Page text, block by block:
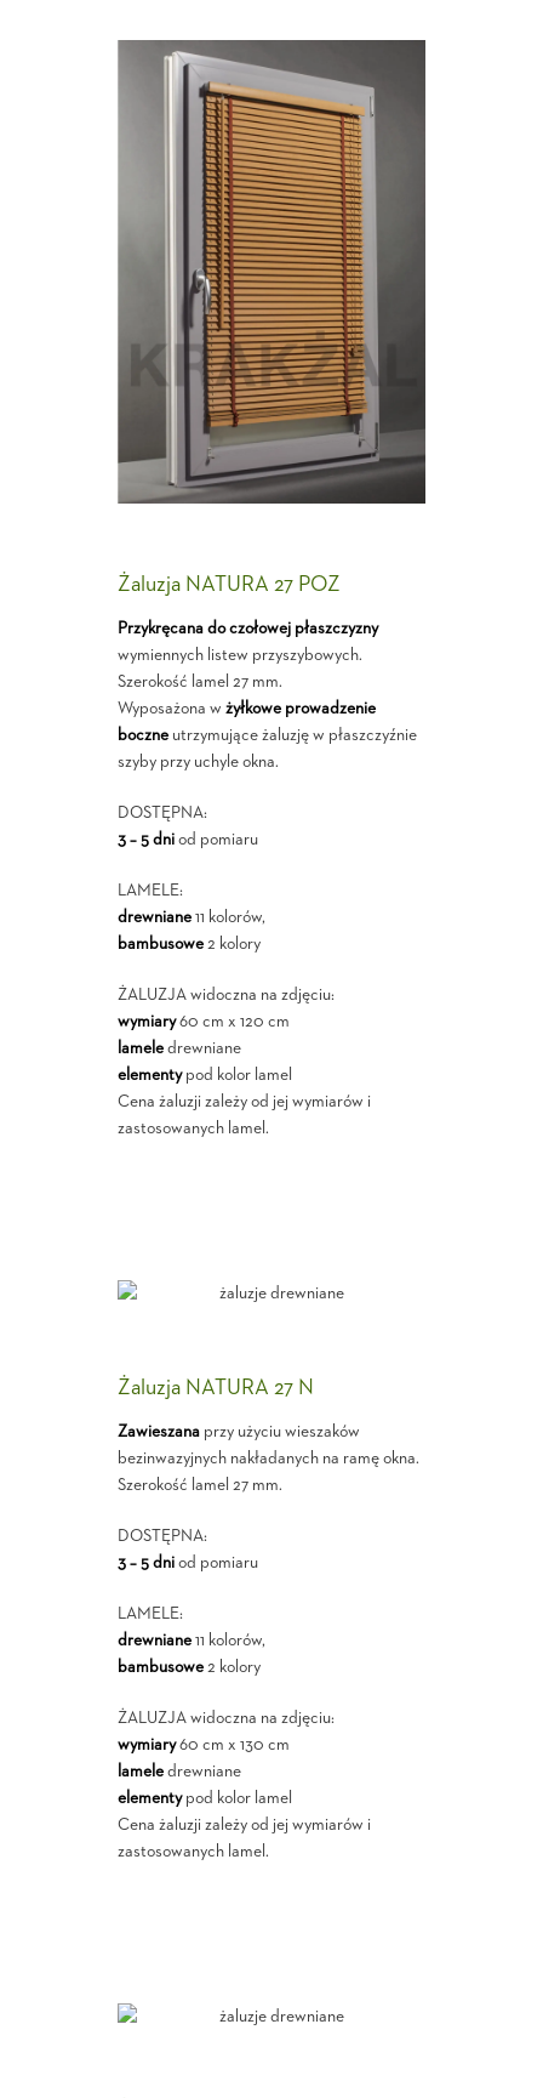
Żaluzja NATURA 27 POZ
Przykręcana do czołowej płaszczyzny
wymiennych listew przyszybowych.
Szerokość lamel 27 mm.
Wyposażona w żyłkowe prowadzenie
boczneutrzymujące żaluzję w płaszczyźnie
szyby przy uchyle okna.
DOSTĘPNA:
3 – 5 dniod pomiaru
LAMELE:
drewniane11 kolorów,
bambusowe2 kolory
ŻALUZJA widoczna na zdjęciu:
wymiary60 cm x 120 cm
lameledrewniane
elementypod kolor lamel
Cena żaluzji zależy od jej wymiarów i
zastosowanych lamel.
Żaluzja NATURA 27 N
Zawieszanaprzy użyciu wieszaków
bezinwazyjnych nakładanych na ramę okna.
Szerokość lamel 27 mm.
DOSTĘPNA:
3 – 5 dniod pomiaru
LAMELE:
drewniane11 kolorów,
bambusowe2 kolory
ŻALUZJA widoczna na zdjęciu:
wymiary60 cm x 130 cm
lameledrewniane
elementypod kolor lamel
Cena żaluzji zależy od jej wymiarów i
zastosowanych lamel.